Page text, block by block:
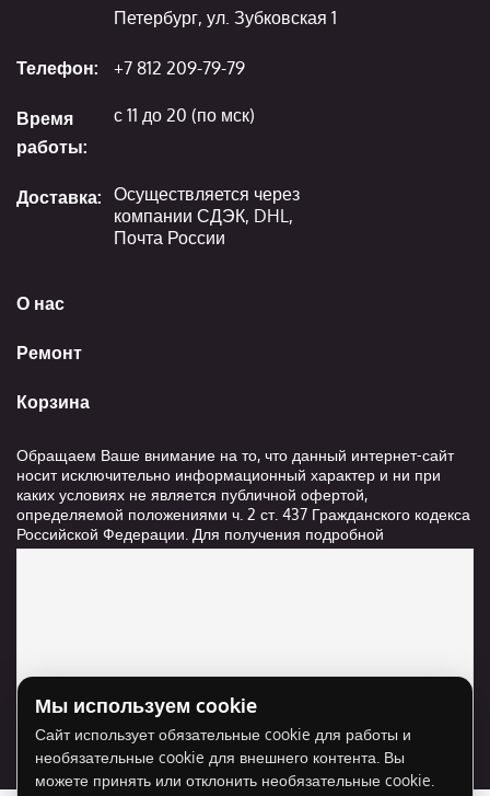
О нас
Ремонт
Корзина
Петербург, ул. Зубковская 1
Телефон: +7 812 209-79-79
Время
работы:
с 11 до 20 (по мск)
Доставка: Осуществляется через
компании СДЭК, DHL,
Почта России
Обращаем Ваше внимание на то, что данный интернет-сайт
носит исключительно информационный характер и ни при
каких условиях не является публичной офертой,
определяемой положениями ч. 2 ст. 437 Гражданского кодекса
Российской Федерации. Для получения подробной
информации о стоимости и сроках выполнения услуг,
Для отображения карты нужно разрешить
использование cookie для внешнего контента.
Разрешить cookie
Мы используем cookie
Сайт использует обязательные cookie для работы и
необязательные cookie для внешнего контента. Вы
можете принять или отклонить необязательные cookie.